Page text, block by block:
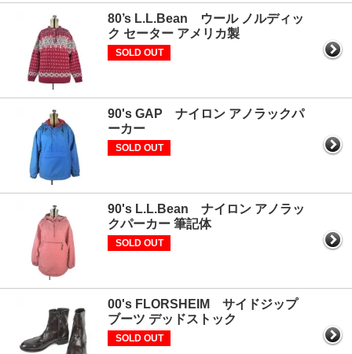
80’s L.L.Bean ウール ノルディッ
ク セーター アメリカ製
SOLD OUT
90's GAP ナイロン アノラックパ
ーカー
SOLD OUT
90's L.L.Bean ナイロン アノラッ
クパーカー 筆記体
SOLD OUT
00's FLORSHEIM サイドジップ
ブーツ デッドストック
SOLD OUT